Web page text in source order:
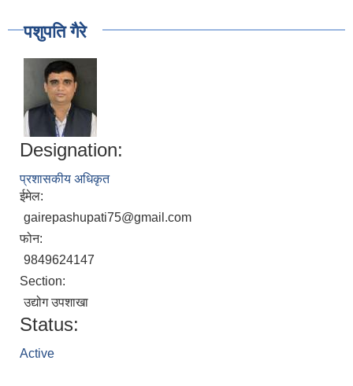
पशुपति गैरे
Designation:
प्रशासकीय अधिकृत
ईमेल:
gairepashupati75@gmail.com
फोन:
9849624147
Section:
उद्योग उपशाखा
Status:
Active